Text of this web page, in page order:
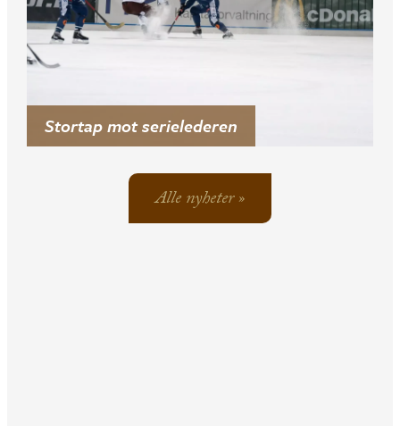
Stortap mot serielederen
Alle nyheter »